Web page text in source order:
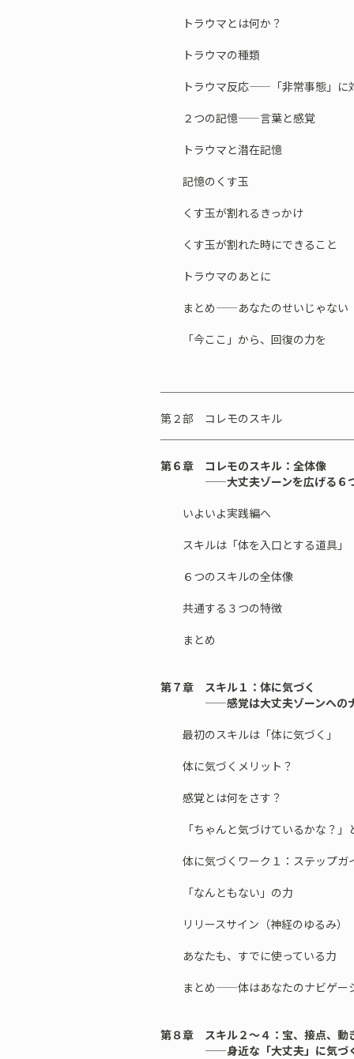
トラウマとは何か？
トラウマの種類
トラウマ反応——「非常事態」に
２つの記憶——言葉と感覚
トラウマと潜在記憶
記憶のくす玉
くす玉が割れるきっかけ
くす玉が割れた時にできること
トラウマのあとに
まとめ——あなたのせいじゃない
「今ここ」から、回復の力を
第２部 コレモのスキル
第６章 コレモのスキル：全体像
——大丈夫ゾーンを広げる６つ
いよいよ実践編へ
スキルは「体を入口とする道具」
６つのスキルの全体像
共通する３つの特徴
まとめ
第７章 スキル１：体に気づく
——感覚は大丈夫ゾーンへのナ
最初のスキルは「体に気づく」
体に気づくメリット？
感覚とは何をさす？
「ちゃんと気づけているかな？」
体に気づくワーク１：ステップガ
「なんともない」の力
リリースサイン（神経のゆるみ）
あなたも、すでに使っている力
まとめ——体はあなたのナビゲー
第８章 スキル２〜４：宝、接点、動
——身近な「大丈夫」に気づ